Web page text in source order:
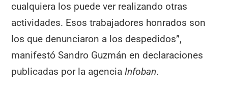
cualquiera los puede ver realizando otras
actividades. Esos trabajadores honrados son
los que denunciaron a los despedidos”,
manifestó Sandro Guzmán en declaraciones
publicadas por la agenciaInfoban.